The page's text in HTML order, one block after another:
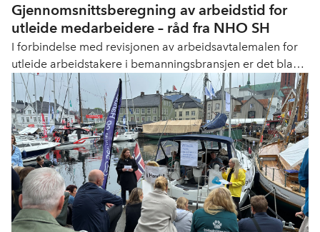
Gjennomsnittsberegning av arbeidstid for
utleide medarbeidere – råd fra NHO SH
I forbindelse med revisjonen av arbeidsavtalemalen for
utleide arbeidstakere i bemanningsbransjen er det blant
annet gjort noen endringer i punktet om arbeidstid,
inkludert om gjennomsnittsberegning av arbeidstiden.